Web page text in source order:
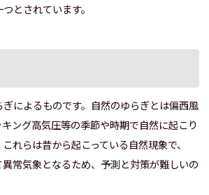
とされています。
によるものです。自然のゆらぎとは偏西風
ング高気圧等の季節や時期で自然に起こり
れらは昔から起こっている自然現象で、
常気象となるため、予測と対策が難しいの